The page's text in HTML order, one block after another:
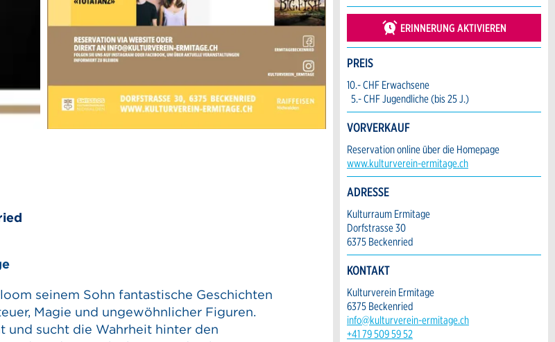
seinem Sohn fantastische Geschichten
Magie und ungewöhnlicher Figuren.
und sucht die Wahrheit hinter den
ERINNERUNG AKTIVIEREN
PREIS
10.- CHF Erwachsene
5.- CHF Jugendliche (bis 25 J.)
VORVERKAUF
Reservation online über die Homepage
www.kulturverein-ermitage.ch
ADRESSE
Kulturraum Ermitage
Dorfstrasse 30
6375 Beckenried
KONTAKT
Kulturverein Ermitage
6375 Beckenried
info@kulturverein-ermitage.ch
+41 79 509 59 52